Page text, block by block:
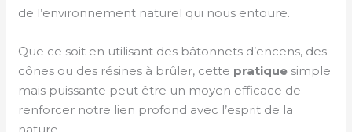
de l’environnement naturel qui nous entoure.
Que ce soit en utilisant des bâtonnets d’encens, des
cônes ou des résines à brûler, cette pratique simple
mais puissante peut être un moyen efficace de
renforcer notre lien profond avec l’esprit de la